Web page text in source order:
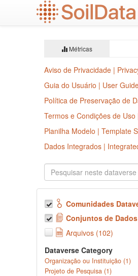
Métricas
Aviso de Privacidade |
Guia do Usuário | User
Política de Preservação de
Termos e Condições de
Planilha Modelo | Template
Dados Integrados |
Comunidades
Conjuntos de
Arquivos (102)
Dataverse Category
Organização ou Instituição (1)
Projeto de Pesquisa (1)